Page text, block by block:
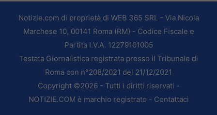
Notizie.com di proprietà di WEB 365 SRL - Via Nicola
Marchese 10, 00141 Roma (RM) - Codice Fiscale e
Partita I.V.A. 12279101005
Testata Giornalistica registrata presso il Tribunale di
Roma con n°208/2021 del 21/12/2021
Copyright ©2026 - Tutti i diritti riservati -
NOTIZIE.COM è marchio registrato - Contattaci